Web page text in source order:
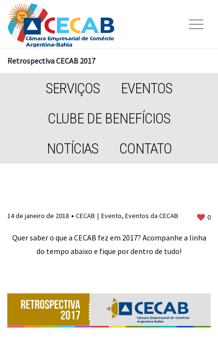
Retrospectiva CECAB 2017
SERVIÇOS
EVENTOS
CLUBE DE BENEFÍCIOS
NOTÍCIAS
CONTATO
14 de janeiro de 2018 CECAB Evento, Eventos da CECAB 0
Quer saber o que a CECAB fez em 2017? Acompanhe a linha
do tempo abaixo e fique por dentro de tudo!